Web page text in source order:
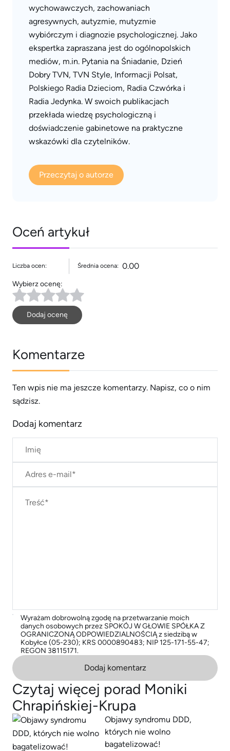
wychowawczych, zachowaniach
agresywnych, autyzmie, mutyzmie
wybiórczym i diagnozie psychologicznej. Jako
ekspertka zapraszana jest do ogólnopolskich
mediów, m.in. Pytania na Śniadanie, Dzień
Dobry TVN, TVN Style, Informacji Polsat,
Polskiego Radia Dzieciom, Radia Czwórka i
Radia Jedynka. W swoich publikacjach
przekłada wiedzę psychologiczną i
doświadczenie gabinetowe na praktyczne
wskazówki dla czytelników.
Przeczytaj o autorze
Oceń artykuł
Liczba ocen: Średnia ocena: 0.00
Wybierz ocenę:
Dodaj ocenę
Komentarze
Ten wpis nie ma jeszcze komentarzy. Napisz, co o nim
sądzisz.
Dodaj komentarz
Wyrażam dobrowolną zgodę na przetwarzanie moich
danych osobowych przez SPOKÓJ W GŁOWIE SPÓŁKA Z
OGRANICZONĄ ODPOWIEDZIALNOŚCIĄ z siedzibą w
Kobyłce (05-230); KRS 0000890483; NIP 125-171-55-47;
REGON 38115171.
Dodaj komentarz
Czytaj więcej porad Moniki
Chrapińskiej-Krupa
Objawy syndromu DDD,
których nie wolno
bagatelizować!